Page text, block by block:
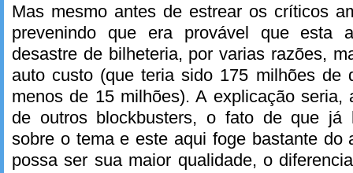
Mas mesmo antes de estrear os críticos
prevenindo que era provável que esta
desastre de bilheteria, por varias razões,
auto custo (que teria sido 175 milhões de
menos de 15 milhões). A explicação seria,
de outros blockbusters, o fato de que já
sobre o tema e este aqui foge bastante do
possa ser sua maior qualidade, o